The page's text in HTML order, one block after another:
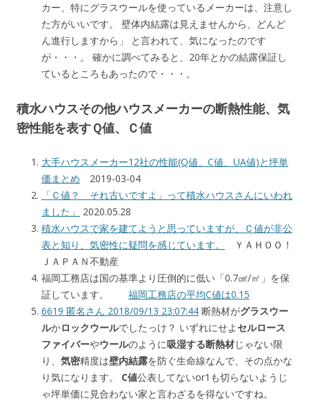
カー、特にグラスウールを使っているメーカーは、注意し
た方がいいです。 壁体内結露は見えませんから、どんど
ん進行しますから」 と言われて、気になったのです
が・・・。 確かに調べてみると、20年とかの結露保証し
ているところもあったので・・・。
積水ハウスその他ハウスメーカーの断熱性能、気
密性能を表すＱ値、Ｃ値
大手ハウスメーカー12社の性能(Q値、C値、UA値)と坪単
価まとめ 2019-03-04
「Ｃ値？ それ古いですよ」って積水ハウスさんにいわれ
ました」
2020.05.28
積水ハウスで家を建てようと思っていますが、Ｃ値が非公
表と知り、気密性に疑問を感じています。
ＹＡＨＯＯ！
ＪＡＰＡＮ不動産
福岡工務店は国の基準より圧倒的に低い「0.7㎠/㎡」を保
証しています。 福岡工務店の平均C値は0.15
6619 匿名さん 2018/09/13 23:07:44 断熱材がグラスウー
ルかロックウールでしたっけ？ いずれにせよセルロース
ファイバーやウールのように吸湿する断熱材じゃない限
り、 気密精度は壁内結露を防ぐ生命線なんで、その点かな
り気になります。 C値公表してないor1も切らないようじ
ゃ坪単価に見合わない家と言わざるを得ないですね。